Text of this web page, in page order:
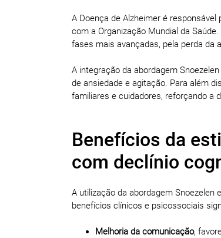
A Doença de Alzheimer é responsável
com a Organização Mundial da
fases mais avançadas, pela perda da
A integração da abordagem
de ansiedade e agitação. Para além
familiares e cuidadores, reforçando a
Benefícios da
com declínio
A utilização da abordagem
benefícios clínicos e psicossociais
Melhoria da comunicação,